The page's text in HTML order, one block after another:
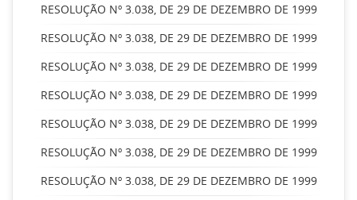
RESOLUÇÃO Nº 3.038, DE 29 DE DEZEMBRO DE 1999
RESOLUÇÃO Nº 3.038, DE 29 DE DEZEMBRO DE 1999
RESOLUÇÃO Nº 3.038, DE 29 DE DEZEMBRO DE 1999
RESOLUÇÃO Nº 3.038, DE 29 DE DEZEMBRO DE 1999
RESOLUÇÃO Nº 3.038, DE 29 DE DEZEMBRO DE 1999
RESOLUÇÃO Nº 3.038, DE 29 DE DEZEMBRO DE 1999
RESOLUÇÃO Nº 3.038, DE 29 DE DEZEMBRO DE 1999